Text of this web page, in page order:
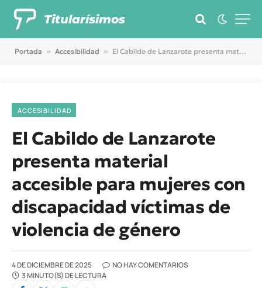
Titularísimos
Portada » Accesibilidad » El Cabildo de Lanzarote presenta material accesible para mujeres con discapacidad víctimas de violencia de género
ACCESIBILIDAD
El Cabildo de Lanzarote
presenta material
accesible para mujeres con
discapacidad víctimas de
violencia de género
4 DE DICIEMBRE DE 2025
NO HAY COMENTARIOS
3 MINUTO(S) DE LECTURA